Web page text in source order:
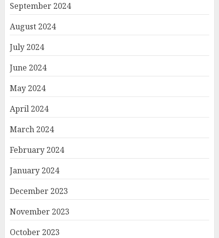
September 2024
August 2024
July 2024
June 2024
May 2024
April 2024
March 2024
February 2024
January 2024
December 2023
November 2023
October 2023